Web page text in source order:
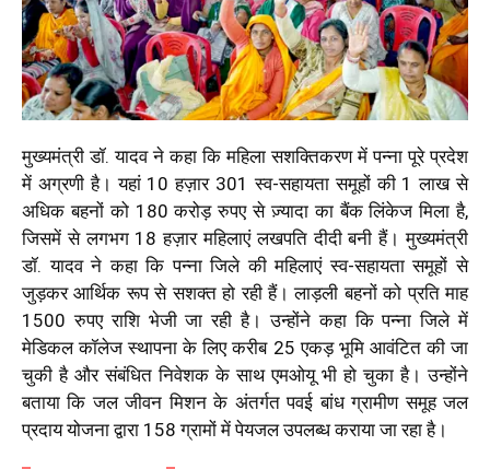
मुख्यमंत्री डॉ. यादव ने कहा कि महिला सशक्तिकरण में पन्ना पूरे प्रदेश
में अग्रणी है। यहां 10 हज़ार 301 स्व-सहायता समूहों की 1 लाख से
अधिक बहनों को 180 करोड़ रुपए से ज़्यादा का बैंक लिंकेज मिला है,
जिसमें से लगभग 18 हज़ार महिलाएं लखपति दीदी बनी हैं। मुख्यमंत्री
डॉ. यादव ने कहा कि पन्ना जिले की महिलाएं स्व-सहायता समूहों से
जुड़कर आर्थिक रूप से सशक्त हो रही हैं। लाड़ली बहनों को प्रति माह
1500 रुपए राशि भेजी जा रही है। उन्होंने कहा कि पन्ना जिले में
मेडिकल कॉलेज स्थापना के लिए करीब 25 एकड़ भूमि आवंटित की जा
चुकी है और संबंधित निवेशक के साथ एमओयू भी हो चुका है। उन्होंने
बताया कि जल जीवन मिशन के अंतर्गत पवई बांध ग्रामीण समूह जल
प्रदाय योजना द्वारा 158 ग्रामों में पेयजल उपलब्ध कराया जा रहा है।